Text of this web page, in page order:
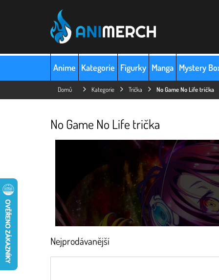
Anime Kategorie Figurky Manga Mystery
Domů Kategorie Trička No Game No Life trička
No Game No Life trička
Nejprodávanější